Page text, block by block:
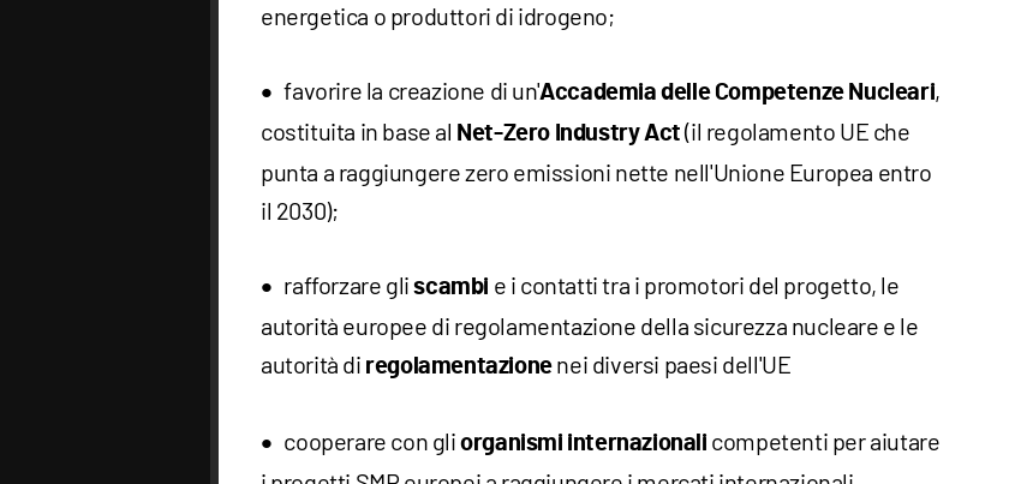
energetica o produttori di idrogeno;
favorire la creazione di un'Accademia delle Competenze Nucleari,
costituita in base al Net-Zero Industry Act (il regolamento UE che
punta a raggiungere zero emissioni nette nell'Unione Europea entro
il 2030);
rafforzare gliscambi e i contatti tra i promotori del progetto, le
autorità europee di regolamentazione della sicurezza nucleare e le
autorità di regolamentazionenei diversi paesi dell'UE
cooperare con gliorganismi internazionali competenti per aiutare